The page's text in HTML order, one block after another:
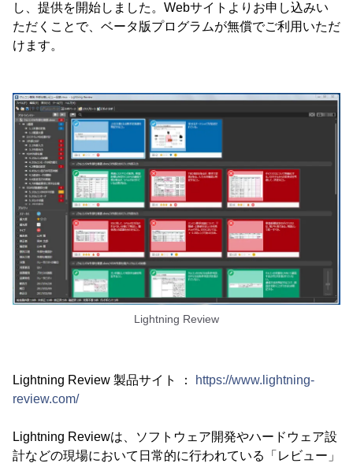
し、提供を開始しました。Webサイトよりお申し込みい
ただくことで、ベータ版プログラムが無償でご利用いただ
けます。
Lightning Review
Lightning Review 製品サイト ：
https://www.lightning-
review.com/
Lightning Reviewは、ソフトウェア開発やハードウェア設
計などの現場において日常的に行われている「レビュー」